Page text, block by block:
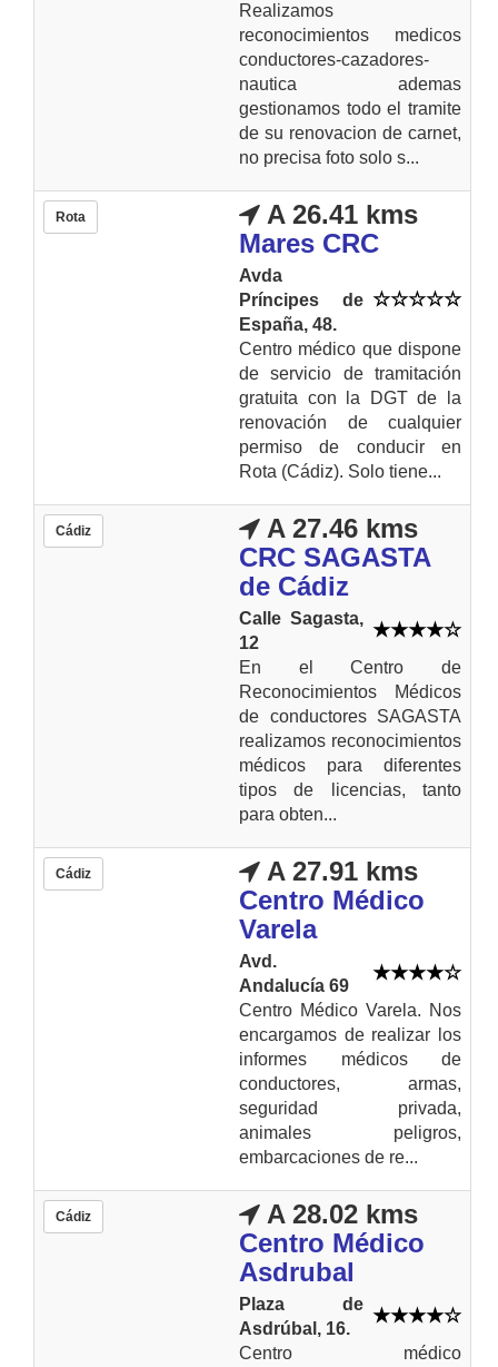
Realizamos
reconocimientos medicos
conductores-cazadores-
nautica ademas
gestionamos todo el tramite
de su renovacion de carnet,
no precisa foto solo s...
Rota
A 26.41 kms
Mares CRC
Avda
Príncipes de
España, 48.
Centro médico que dispone
de servicio de tramitación
gratuita con la DGT de la
renovación de cualquier
permiso de conducir en
Rota (Cádiz). Solo tiene...
Cádiz
A 27.46 kms
CRC SAGASTA
de Cádiz
Calle Sagasta,
12
En el Centro de
Reconocimientos Médicos
de conductores SAGASTA
realizamos reconocimientos
médicos para diferentes
tipos de licencias, tanto
para obten...
Cádiz
A 27.91 kms
Centro Médico
Varela
Avd.
Andalucía 69
Centro Médico Varela. Nos
encargamos de realizar los
informes médicos de
conductores, armas,
seguridad privada,
animales peligros,
embarcaciones de re...
Cádiz
A 28.02 kms
Centro Médico
Asdrubal
Plaza de
Asdrúbal, 16.
Centro médico